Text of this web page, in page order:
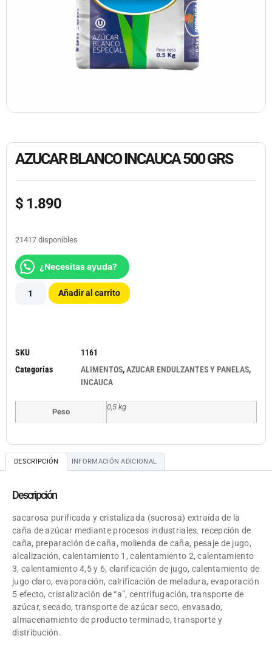
AZUCAR BLANCO INCAUCA 500 GRS
$ 1.890
21417 disponibles
¿Necesitas ayuda?
Añadir al carrito
SKU
1161
Categorias
ALIMENTOS,AZUCAR ENDULZANTES Y PANELAS,
INCAUCA
Peso
0,5 kg
DESCRIPCIÓN INFORMACIÓN ADICIONAL
Descripción
sacarosa purificada y cristalizada (sucrosa) extraída de la
caña de azúcar mediante procesos industriales. recepción de
caña, preparación de caña, molienda de caña, pesaje de jugo,
alcalización, calentamiento 1, calentamiento 2, calentamiento
3, calentamiento 4,5 y 6, clarificación de jugo, calentamiento de
jugo claro, evaporación, calrificación de meladura, evaporación
5 efecto, cristalización de “a”, centrifugación, transporte de
azúcar, secado, transporte de azúcar seco, envasado,
almacenamiento de producto terminado, transporte y
distribución.